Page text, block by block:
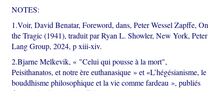
NOTES:
1.Voir, David Benatar, Foreword, dans, Peter Wessel Zapffe, On
the Tragic (1941), traduit par Ryan L. Showler, New York, Peter
Lang Group, 2024, p xiii-xiv.
2.Bjarne Melkevik, « "Celui qui pousse à la mort",
Peisithanatos, et notre ère euthanasique » et «L’hégésianisme, le
bouddhisme philosophique et la vie comme fardeau », publiés